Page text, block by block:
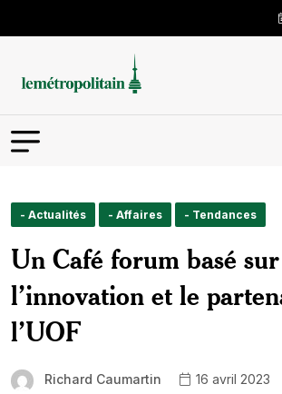
- Actualités - Affaires - Tendances
Un Café forum basé sur
l’innovation et le
l’UOF
Richard Caumartin
16 avril 2023